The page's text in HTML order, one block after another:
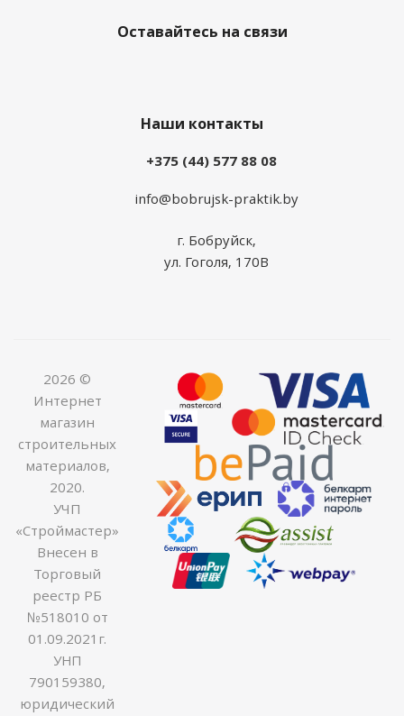
Оставайтесь на связи
Наши контакты
+375 (44) 577 88 08
info@bobrujsk-praktik.by
г. Бобруйск,
ул. Гоголя, 170В
2026 ©
Интернет
магазин
строительных
материалов,
2020.
УЧП
«Строймастер»
Внесен в
Торговый
реестр РБ
№518010 от
01.09.2021г.
УНП
790159380,
юридический